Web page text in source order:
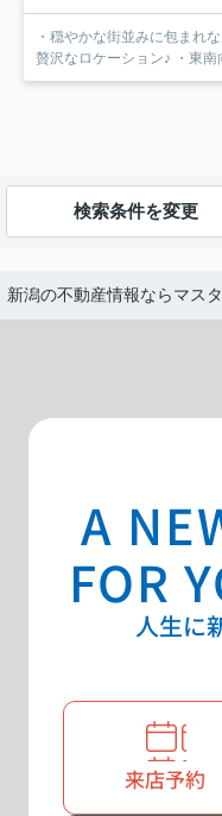
・穏やかな街並みに包まれ
贅沢なロケーション♪ ・東
検索条件を変更
新潟の不動産情報ならマス
A
FOR
人生に
来店予約